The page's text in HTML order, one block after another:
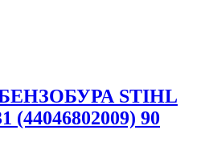
STIHL
(44046802009) 90